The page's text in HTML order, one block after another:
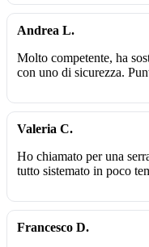
Andrea L.
Molto competente, ha
con uno di sicurezza.
Valeria C.
Ho chiamato per una
tutto sistemato in poco
Francesco D.